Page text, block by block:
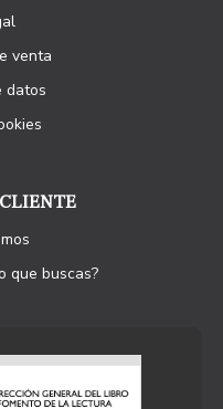
venta
datos
que buscas?